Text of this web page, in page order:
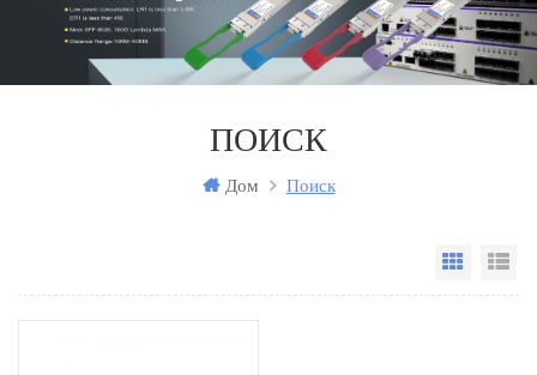
ПОИСК
Дом Поиск
Grid